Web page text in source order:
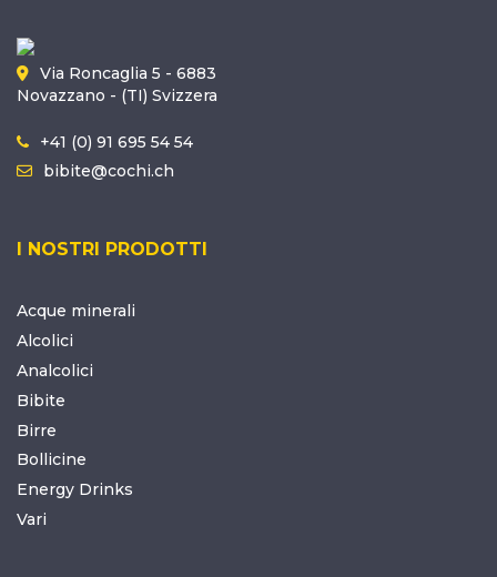
Via Roncaglia 5 - 6883
Novazzano - (TI) Svizzera
+41 (0) 91 695 54 54
bibite@cochi.ch
I NOSTRI PRODOTTI
Acque minerali
Alcolici
Analcolici
Bibite
Birre
Bollicine
Energy Drinks
Vari